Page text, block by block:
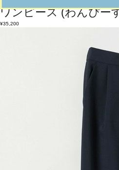
ワンピース(わんぴー
¥35,200